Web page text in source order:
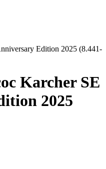
Edition 2025 (8.441-
Karcher SE
2025